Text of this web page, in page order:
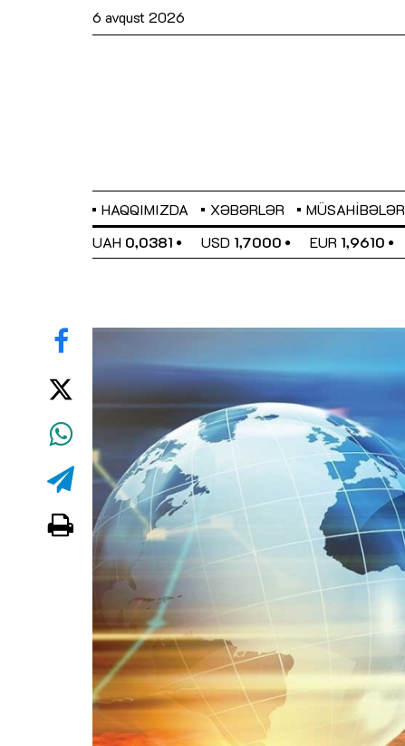
6 avqust 2026
HAQQIMIZDA XƏBƏRLƏR MÜSAHIBƏLƏR
UAH 0,0381 USD 1,7000 EUR 1,9610